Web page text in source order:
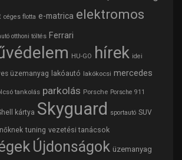
céges flotta e-matrica elektromos
otthoni töltés Ferrari
HU-GO hírek idei
üzemanyag lakóautó lakókocsi mercedes
tankolás parkolás Porsche Porsche 911
kártya Skyguard sportautó SUV
tuning vezetési tanácsok
Újdonságok üzemanyag